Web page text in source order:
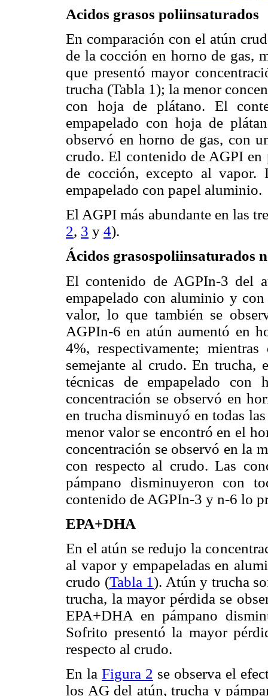
Acidos grasos poliinsaturados
En comparación con el atún
de la cocción en horno de gas,
que presentó mayor
trucha (Tabla 1); la menor
con hoja de plátano. El
empapelado con hoja de
observó en horno de gas, con
crudo. El contenido de AGPI en
de cocción, excepto al vapor.
empapelado con papel aluminio.
El AGPI más abundante en las
2, 3 y 4).
Ácidos grasospoliinsaturados
El contenido de AGPIn-3 del
empapelado con aluminio y
valor, lo que también se
AGPIn-6 en atún aumentó en
4%, respectivamente;
semejante al crudo. En trucha,
técnicas de empapelado
concentración se observó en
en trucha disminuyó en todas
menor valor se encontró en el
concentración se observó en la
con respecto al crudo. Las
pámpano disminuyeron con
contenido de AGPIn-3 y n-6 lo
EPA+DHA
En el atún se redujo la
al vapor y empapeladas en
crudo (Tabla 1). Atún y trucha
trucha, la mayor pérdida se
EPA+DHA en pámpano
Sofrito presentó la mayor
respecto al crudo.
En la Figura 2 se observa el
los AG del atún, trucha y